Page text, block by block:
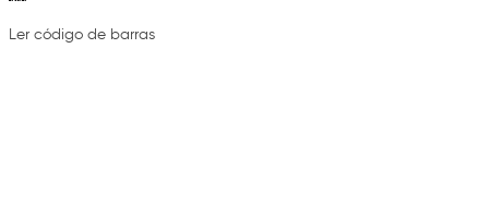
Ler código de barras